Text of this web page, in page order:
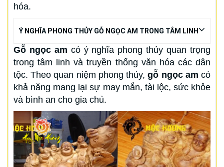
hóa.
Ý NGHĨA PHONG THỦY GỖ NGỌC AM TRONG TÂM LINH
Gỗ ngọc am có ý nghĩa phong thủy quan trọng
trong tâm linh và truyền thống văn hóa các dân
tộc. Theo quan niệm phong thủy,gỗ ngọc am có
khả năng mang lại sự may mắn, tài lộc, sức khỏe
và bình an cho gia chủ.